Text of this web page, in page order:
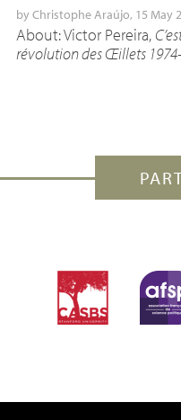
byChristophe Araújo, 15 May
About: Victor Pereira,
révolution des Œillets